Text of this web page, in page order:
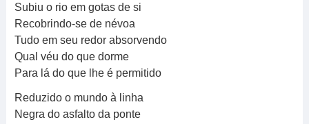
Subiu o rio em gotas de si
Recobrindo-se de névoa
Tudo em seu redor absorvendo
Qual véu do que dorme
Para lá do que lhe é permitido
Reduzido o mundo à linha
Negra do asfalto da ponte